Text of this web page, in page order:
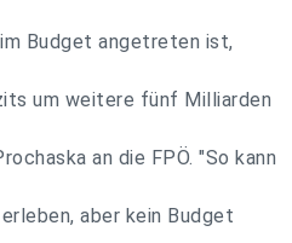
Budget angetreten ist,
um weitere fünf Milliarden
an die FPÖ. "So kann
aber kein Budget